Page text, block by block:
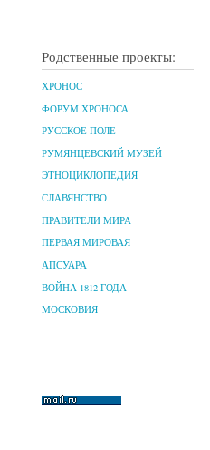
Родственные проекты:
ХРОНОС
ФОРУМ ХРОНОСА
РУССКОЕ ПОЛЕ
РУМЯНЦЕВСКИЙ МУЗЕЙ
ЭТНОЦИКЛОПЕДИЯ
СЛАВЯНСТВО
ПРАВИТЕЛИ МИРА
ПЕРВАЯ МИРОВАЯ
АПСУАРА
ВОЙНА 1812 ГОДА
МОСКОВИЯ